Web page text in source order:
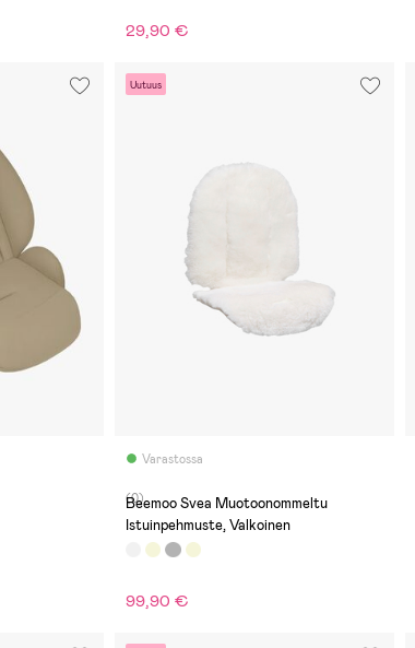
29,90 €
Uutuus
Varastossa
(0)
Beemoo Svea Muotoonommeltu
Istuinpehmuste, Valkoinen
99,90 €